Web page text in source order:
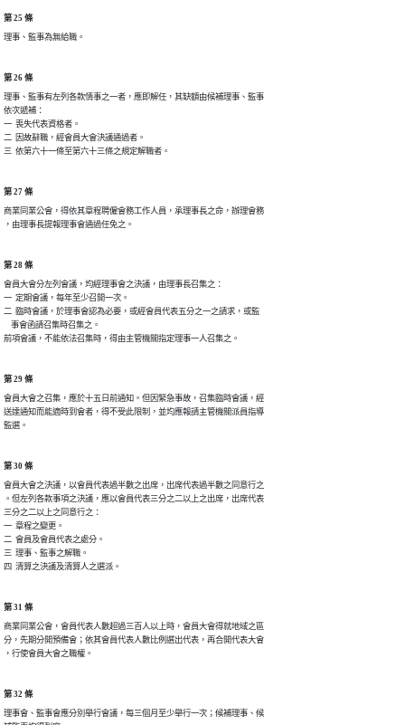
第 25 條
理事、監事為無給職。
第 26 條
理事、監事有左列各款情事之一者，應即解任，其缺額由候補理事、監事
依次遞補：
一  喪失代表資格者。
二  因故辭職，經會員大會決議通過者。
三  依第六十一條至第六十三條之規定解職者。
第 27 條
商業同業公會，得依其章程聘僱會務工作人員，承理事長之命，辦理會務
，由理事長提報理事會通過任免之。
第 28 條
會員大會分左列會議，均經理事會之決議，由理事長召集之：
一  定期會議，每年至少召開一次。
二  臨時會議，於理事會認為必要，或經會員代表五分之一之請求，或監
    事會函請召集時召集之。
前項會議，不能依法召集時，得由主管機關指定理事一人召集之。
第 29 條
會員大會之召集，應於十五日前通知。但因緊急事故，召集臨時會議，經
送達通知而能適時到會者，得不受此限制，並均應報請主管機關派員指導
監選。
第 30 條
會員大會之決議，以會員代表過半數之出席，出席代表過半數之同意行之
。但左列各款事項之決議，應以會員代表三分之二以上之出席，出席代表
三分之二以上之同意行之：
一  章程之變更。
二  會員及會員代表之處分。
三  理事、監事之解職。
四  清算之決議及清算人之選派。
第 31 條
商業同業公會，會員代表人數超過三百人以上時，會員大會得就地域之區
分，先期分開預備會；依其會員代表人數比例選出代表，再合開代表大會
，行使會員大會之職權。
第 32 條
理事會、監事會應分別舉行會議，每三個月至少舉行一次；候補理事、候